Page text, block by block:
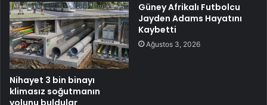
Nihayet 3 bin binayı
klimasız soğutmanın
yolunu buldular
Güney Afrikalı Futbolcu
Jayden Adams Hayatını
Kaybetti
Ağustos 3, 2026